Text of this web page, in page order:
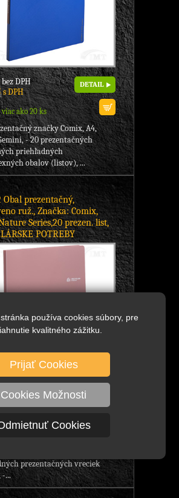
používa cookies súbory, pre
kvalitného zážitku.
Prijať Cookies
Cookies Možnosti
Cookies
bez DPH
s DPH
ako 20 ks
DETAIL
značky Comix, A4,
- 20 prezentačných
priehľadných
obalov (listov), ...
Obal prezentačný,
ruž., Značka: Comix,
Series,20 prezen. list,
POTREBY
bez DPH
viac ako 500 ks
DETAIL
prezentačných vreciek
-...